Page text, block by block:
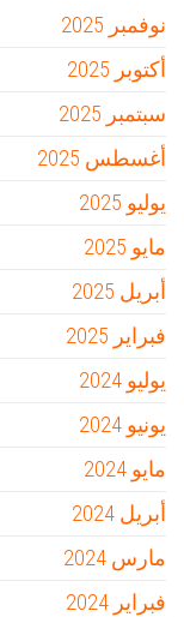
نوفمبر 2025
أكتوبر 2025
سبتمبر 2025
أغسطس 2025
يوليو 2025
مايو 2025
أبريل 2025
فبراير 2025
يوليو 2024
يونيو 2024
مايو 2024
أبريل 2024
مارس 2024
فبراير 2024